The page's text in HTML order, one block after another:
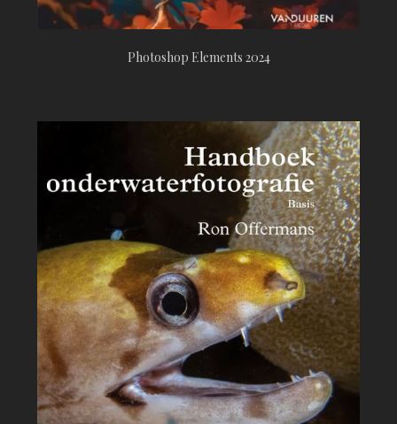
Photoshop Elements 2024